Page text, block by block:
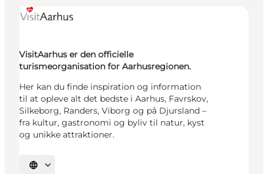
VisitAarhus er den officielle
turismeorganisation for Aarhusregionen.
Her kan du finde inspiration og information
til at opleve alt det bedste i Aarhus, Favrskov,
Silkeborg, Randers, Viborg og på Djursland –
fra kultur, gastronomi og byliv til natur, kyst
og unikke attraktioner.
Vælg sprog